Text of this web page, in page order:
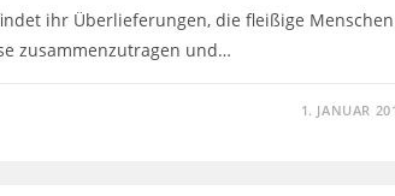
ihr Überlieferungen, die fleißige Menschen
zusammenzutragen und…
1. JANUAR